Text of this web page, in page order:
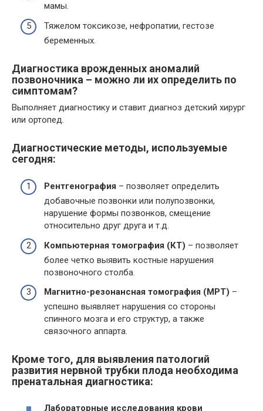
мамы.
Тяжелом токсикозе, нефропатии, гестозе
беременных.
Диагностика врожденных аномалий
позвоночника – можно ли их определить по
симптомам?
Выполняет диагностику и ставит диагноз детский хирург
или ортопед.
Диагностические методы, используемые
сегодня:
Рентгенография – позволяет определить
добавочные позвонки или полупозвонки,
нарушение формы позвонков, смещение
относительно друг друга и т.д.
Компьютерная томография (КТ) – позволяет
более четко выявить костные нарушения
позвоночного столба.
Магнитно-резонансная томография (МРТ) –
успешно выявляет нарушения со стороны
спинного мозга и его структур, а также
связочного аппарта.
Кроме того, для выявления патологий
развития нервной трубки плода необходима
пренатальная диагностика:
Лабораторные исследования крови